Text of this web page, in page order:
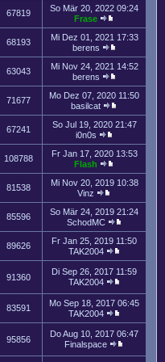
67819
So Mär 20, 2022 09:24
Frase
68193
Mi Dez 01, 2021 17:33
berens
63043
Mi Nov 24, 2021 14:52
berens
71677
Mo Dez 07, 2020 11:50
basilcat
67241
So Jul 19, 2020 21:47
i0n0s
108788
Fr Jan 17, 2020 13:53
Flash
81538
Mi Nov 20, 2019 10:38
Vinz
85596
So Mär 24, 2019 21:24
SchodMC
89626
Fr Jan 25, 2019 11:50
TAK2004
91360
Di Sep 26, 2017 11:59
TAK2004
83591
Mo Sep 18, 2017 06:45
TAK2004
95856
Do Aug 10, 2017 06:47
Finalspace